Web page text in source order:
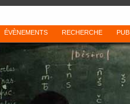
ÉVÈNEMENTS RECHERCHE